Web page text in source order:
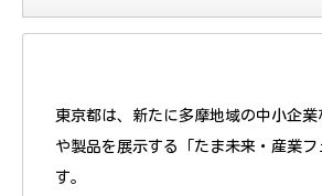
東京都は、新たに多摩地域の中小企
や製品を展示する「たま未来・産業
す。